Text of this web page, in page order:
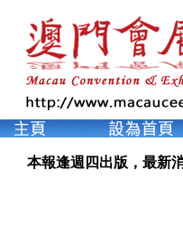
本報逢週四出版，最新